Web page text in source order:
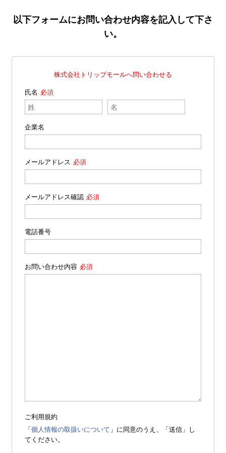
以下フォームにお問い合わせ内容を記入して下さ
い。
株式会社トリップモールへ問い合わせる
氏名
企業名
メールアドレス
メールアドレス確認
電話番号
お問い合わせ内容
ご利用規約
「個人情報の取扱いについて 」に同意のうえ、「送信」し
てください。